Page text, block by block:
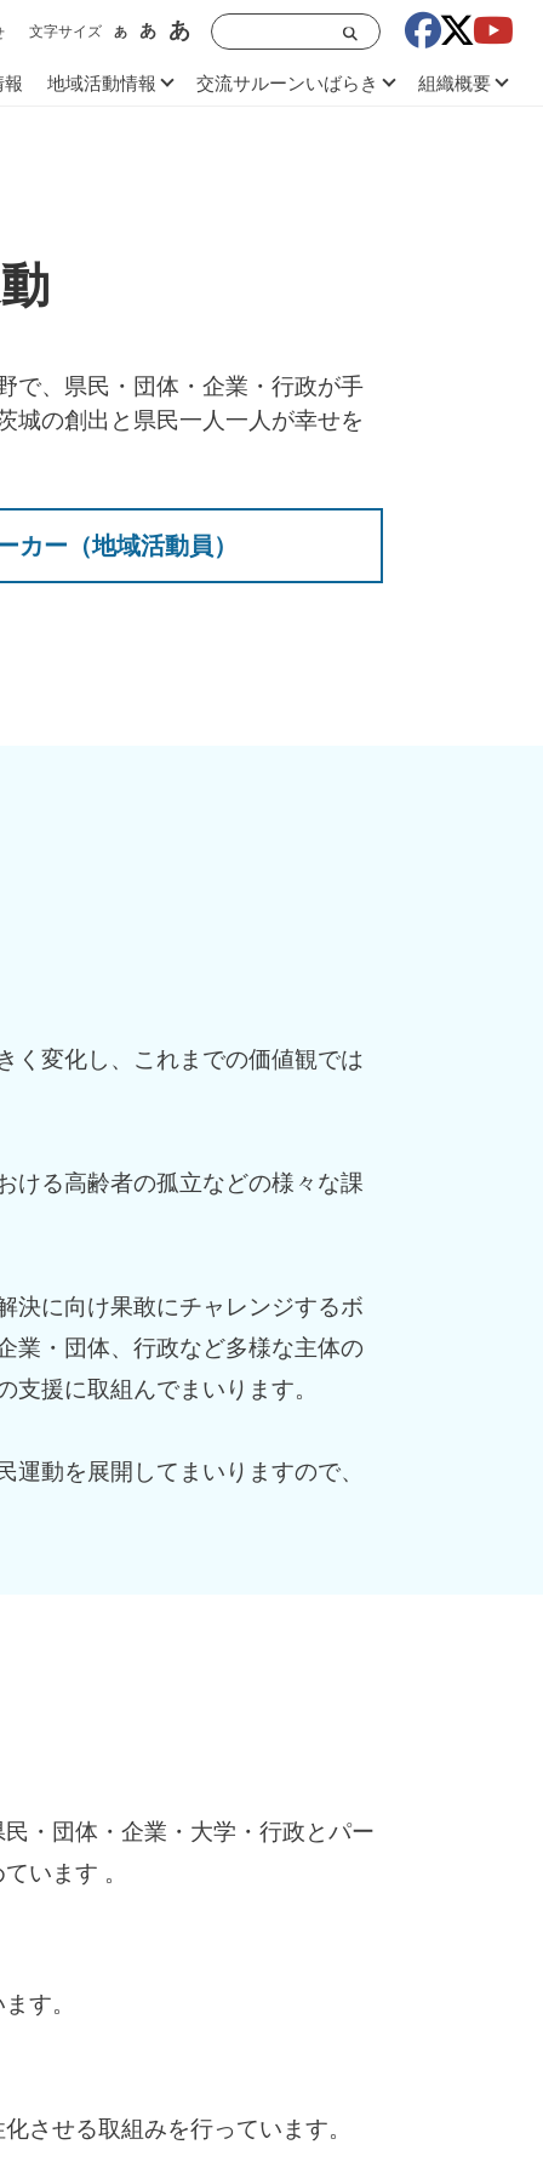
文字サイズ あ あ あ
報 地域活動情報 交流サルーンいばらき 組織概要
で、県民・団体・企業・行政が手
城の創出と県民一人一人が幸せを
カー（地域活動員）
く変化し、これまでの価値観では
ける高齢者の孤立などの様々な課
決に向け果敢にチャレンジするボ
業・団体、行政など多様な主体の
援に取組んでまいります。
動を展開してまいりますので、
・団体・企業・大学・行政とパー
います 。
す。
させる取組みを行っています。